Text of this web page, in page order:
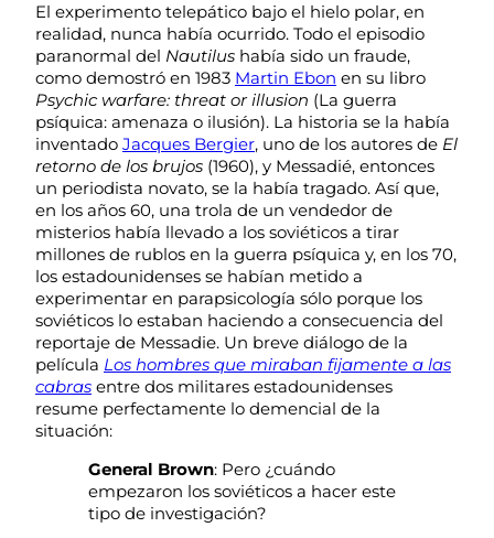
El experimento telepático bajo el hielo polar, en
realidad, nunca había ocurrido. Todo el episodio
paranormal del Nautilus había sido un fraude,
como demostró en 1983 Martin Ebon en su libro
Psychic warfare: threat or illusion (La guerra
psíquica: amenaza o ilusión). La historia se la había
inventado Jacques Bergier, uno de los autores de El
retorno de los brujos (1960), y Messadié, entonces
un periodista novato, se la había tragado. Así que,
en los años 60, una trola de un vendedor de
misterios había llevado a los soviéticos a tirar
millones de rublos en la guerra psíquica y, en los 70,
los estadounidenses se habían metido a
experimentar en parapsicología sólo porque los
soviéticos lo estaban haciendo a consecuencia del
reportaje de Messadie. Un breve diálogo de la
película Los hombres que miraban fijamente a las
cabras entre dos militares estadounidenses
resume perfectamente lo demencial de la
situación:
General Brown: Pero ¿cuándo
empezaron los soviéticos a hacer este
tipo de investigación?